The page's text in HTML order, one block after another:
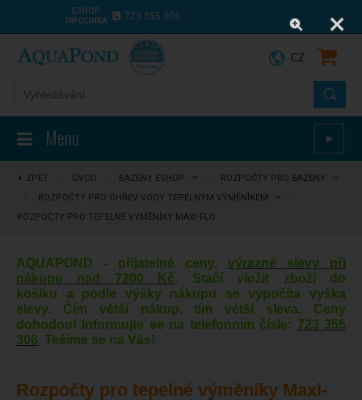
ESHOP
INFOLINKA
723 355 306
Menu ►
CZ
ZPĚT ÚVOD BAZÉNY ESHOP
ROZPOČTY PRO BAZÉNY
ROZPOČTY PRO OHŘEV VODY TEPELNÝM VÝMĚNÍKEM
ROZPOČTY PRO TEPELNÉ VÝMĚNÍKY MAXI-FLO
AQUAPOND - přijatelné ceny, výrazné slevy při
nákupu nad 7200 Kč. Stačí vložit zboží do
košíku a podle výšky nákupu se vypočíta vyška
slevy. Čím větší nákup, tím větší sleva. Ceny
dohodou! Informujte se na telefonním čísle: 723 355
306, Tešíme se na Vás!
Rozpočty pro tepelné výměníky Maxi-